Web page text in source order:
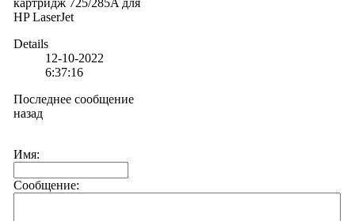
HP LaserJet
Details
12-10-2022
6:37:16
Последнее сообщение
назад
Имя:
Сообщение: